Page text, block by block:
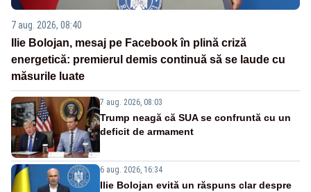
7 aug. 2026, 08:40
Ilie Bolojan, mesaj pe Facebook în plină criză
energetică: premierul demis continuă să se laude cu
măsurile luate
7 aug. 2026, 08:03
Trump neagă că SUA se confruntă cu un
deficit de armament
6 aug. 2026, 16:34
Ilie Bolojan evită un răspuns clar despre